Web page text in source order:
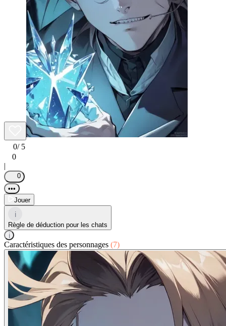
0/ 5
0
|
0
•••
Jouer
i
Règle de déduction pour les chats
i
Caractéristiques des personnages (7)